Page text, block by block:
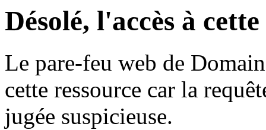
Désolé, l'accès à
Le pare-feu web de
cette ressource car la
jugée suspicieuse.